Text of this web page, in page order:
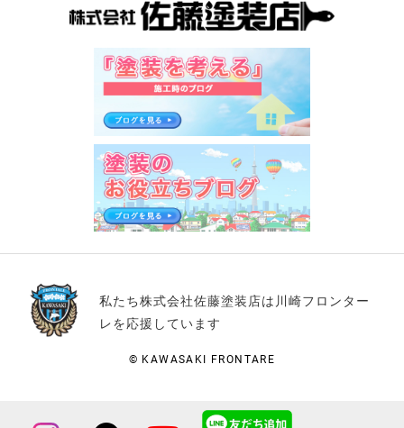
私たち株式会社佐藤塗装店は川崎フロンター
レを応援しています
© KAWASAKI FRONTARE